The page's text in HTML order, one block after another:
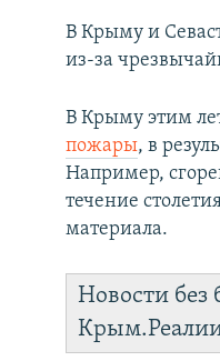
В Крыму и
из-за
В Крыму этим
пожары, в
Например,
течение
материала.
Новости без